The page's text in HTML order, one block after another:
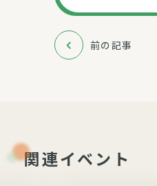
前の記事
関連イベント